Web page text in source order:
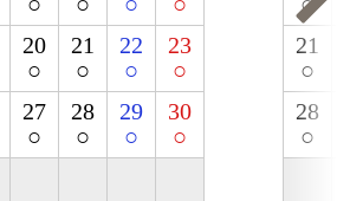
20
○
21
○
22
○
23
○
27
○
28
○
29
○
30
○
21
○
28
○